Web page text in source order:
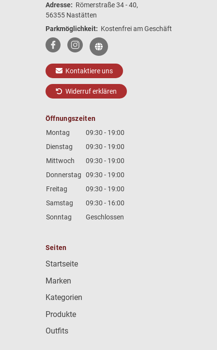
Adresse: Römerstraße 34 - 40,
56355 Nastätten
Parkmöglichkeit: Kostenfrei am Geschäft
Kontaktiere uns
Widerruf erklären
Öffnungszeiten
Montag
09:30 - 19:00
Dienstag
09:30 - 19:00
Mittwoch
09:30 - 19:00
Donnerstag
09:30 - 19:00
Freitag
09:30 - 19:00
Samstag
09:30 - 16:00
Sonntag
Geschlossen
Seiten
Startseite
Marken
Kategorien
Produkte
Outfits